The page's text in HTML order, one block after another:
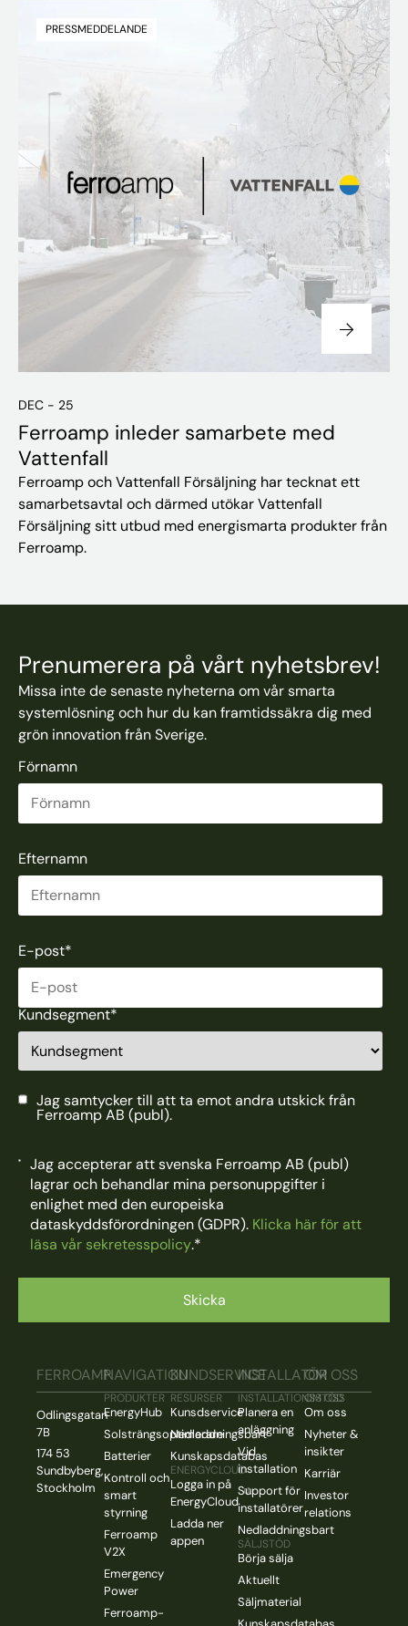
PRESSMEDDELANDE
DEC - 25
Ferroamp inleder samarbete med
Vattenfall
Ferroamp och Vattenfall Försäljning har tecknat ett
samarbetsavtal och därmed utökar Vattenfall
Försäljning sitt utbud med energismarta produkter från
Ferroamp.
Prenumerera på vårt nyhetsbrev!
Missa inte de senaste nyheterna om vår smarta
systemlösning och hur du kan framtidssäkra dig med
grön innovation från Sverige.
Förnamn
Efternamn
E-post*
Kundsegment*
Jag samtycker till att ta emot andra utskick från
Ferroamp AB (publ).
Jag accepterar att svenska Ferroamp AB (publ)
lagrar och behandlar mina personuppgifter i
enlighet med den europeiska
dataskyddsförordningen (GDPR). Klicka här för att
läsa vår sekretesspolicy.*
FERROAMP
Odlingsgatan
7B
174 53
Sundbyberg,
Stockholm
NAVIGATION
PRODUKTER
EnergyHub
Solsträngsoptimerare
Batterier
Kontroll och
smart
styrning
Ferroamp
V2X
Emergency
Power
Ferroamp-
KUNDSERVICE
RESURSER
Kunsdservice
Nedladdningsbart
Kunskapsdatabas
ENERGYCLOUD
Logga in på
EnergyCloud
Ladda ner
appen
INSTALLATÖR
INSTALLATIONSSTÖD
Planera en
anläggning
Vid
installation
Support för
installatörer
Nedladdningsbart
SÄLJSTÖD
Börja sälja
Aktuellt
Säljmaterial
OM OSS
OM OSS
Om oss
Nyheter &
insikter
Karriär
Investor
relations